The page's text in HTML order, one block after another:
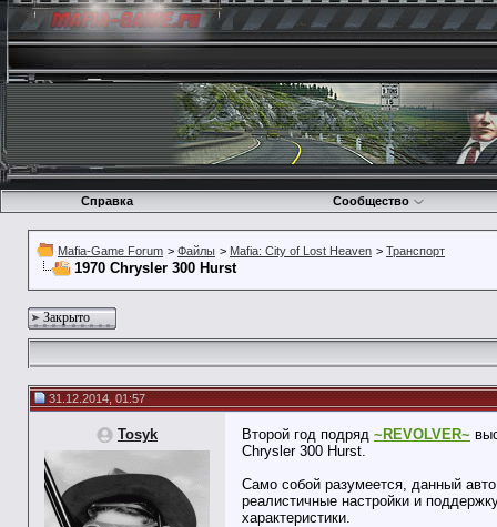
Справка Сообщество
Mafia-Game Forum > Файлы > Mafia: City of Lost Heaven > Транспорт
1970 Chrysler 300 Hurst
Закрыто
31.12.2014, 01:57
Tosyk Второй год подряд ~REVOLVER~
Chrysler 300 Hurst.
Само собой разумеется, данный
реалистичные настройки и
характеристики.